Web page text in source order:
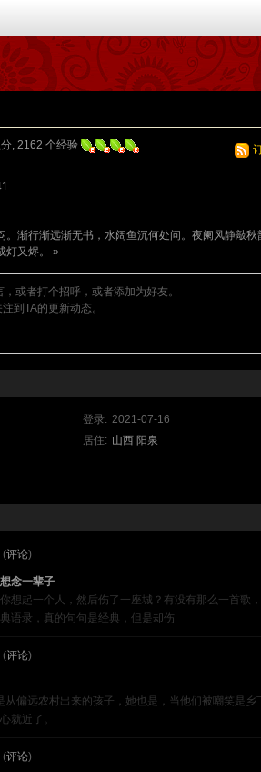
, 2162 个经验
。渐行渐远渐无书，水阔鱼沉何处问。夜阑风静敲秋
灯又烬。 »
或者打个招呼，或者添加为好友。
到TA的更新动态。
登录: 2021-07-16
居住: 山西 阳泉
(评论)
念一辈子
想起一个人，然后伤了一座城？有没有那么一首歌
语录，真的句句是经典，但是却伤
(评论)
偏远农村出来的孩子，她也是，当他们被嘲笑是乡
就近了。
(评论)